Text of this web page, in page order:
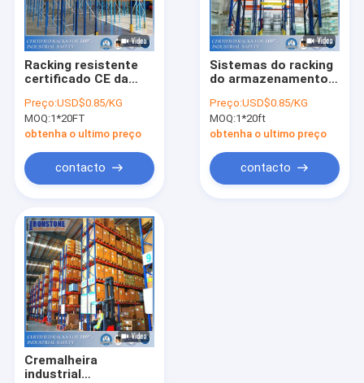
Escolhendo arquivar
Plataforma do mezanino
Sistema de rádio do tormento da canela
Sistema estreito mesmo do racking do corredor
Movimentação no sistema do tormento
Cremalheira do fluxo da caixa
Sistema profundo dobro do racking da pálete
Módulos da picareta do armazém
Fio Mesh Products
Produtos da segurança da cremalheira
Racking resistente
certificado CE da
armazenamento dos
armazéns
Preço:USD$0.85/KG
MOQ:1*20FT
obtenha o ultimo preço
contacto
Sistemas do racking
do armazenamento
configuração flexível
Preço:USD$0.85/KG
MOQ:1*20ft
obtenha o ultimo preço
contacto
Cremalheira
industrial